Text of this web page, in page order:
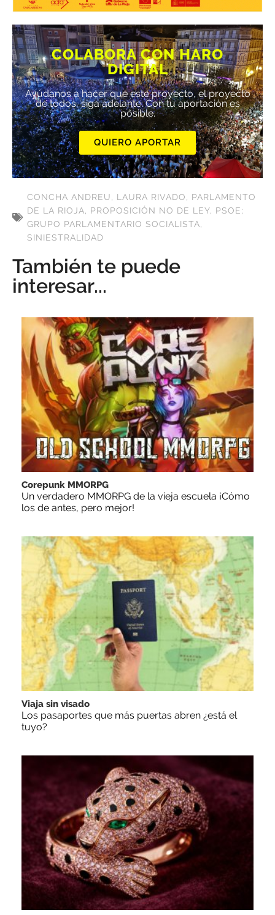
COLABORA CON HARO
DIGITAL
Ayúdanos a hacer que este proyecto, el proyecto
de todos, siga adelante. Con tu aportación es
posible.
QUIERO APORTAR
CONCHA ANDREU, LAURA RIVADO, PARLAMENTO
DE LA RIOJA, PROPOSICIÓN NO DE LEY, PSOE;
GRUPO PARLAMENTARIO SOCIALISTA,
SINIESTRALIDAD
También te puede
interesar...
Corepunk MMORPG
Un verdadero MMORPG de la vieja escuela ¡Cómo
los de antes, pero mejor!
Viaja sin visado
Los pasaportes que más puertas abren ¿está el
tuyo?